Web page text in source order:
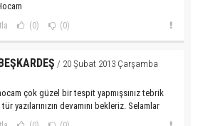
(0) (0)
/ 20 Şubat 2013 Çarşamba
çok güzel bir tespit yapmışsınız tebrik
yazılarınızın devamını bekleriz. Selamlar